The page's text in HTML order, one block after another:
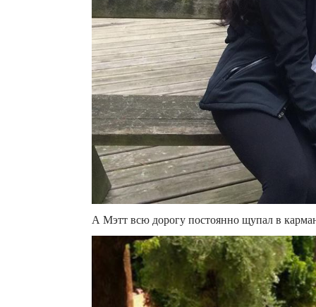
А Мэтт всю дорогу постоянно щупал в